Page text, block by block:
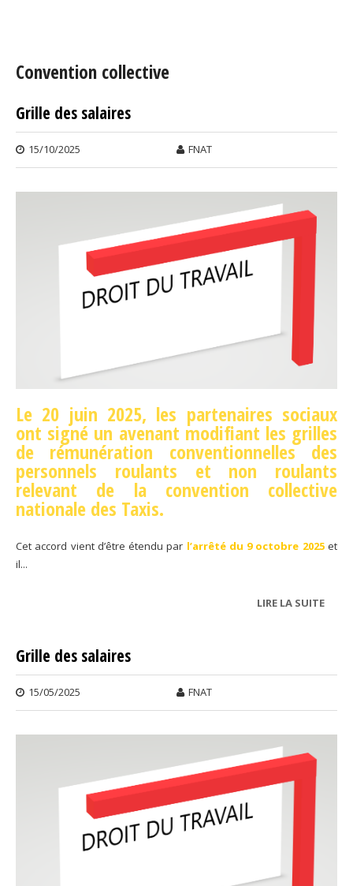
Convention collective
Grille des salaires
15/10/2025 FNAT
Le 20 juin 2025, les partenaires sociaux
ont signé un avenant modifiant les grilles
de rémunération conventionnelles des
personnels roulants et non roulants
relevant de la convention collective
nationale des Taxis.
Cet accord vient d’être étendu par l’arrêté du 9 octobre 2025 et
il...
LIRE LA SUITEDE
Grille des salaires
15/05/2025 FNAT